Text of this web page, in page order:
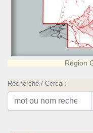
Région
Recherche / Cerca :